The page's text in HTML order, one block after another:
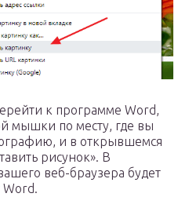
к программе Word,
мышки по месту, где вы
и в открывшемся
рисунок». В
веб-браузера будет
Word.